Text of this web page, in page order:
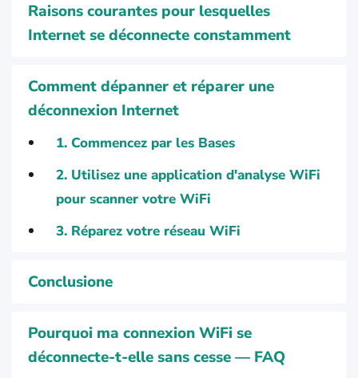
Raisons courantes pour lesquelles
Internet se déconnecte constamment
Comment dépanner et réparer une
déconnexion Internet
1. Commencez par les Bases
2. Utilisez une application d'analyse WiFi
pour scanner votre WiFi
3. Réparez votre réseau WiFi
Conclusione
Pourquoi ma connexion WiFi se
déconnecte-t-elle sans cesse — FAQ